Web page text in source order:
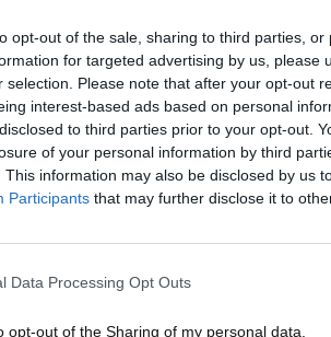
opt-out of the sale, sharing to third parties,
for targeted advertising by us, please
selection. Please note that after your opt-out
interest-based ads based on personal
to third parties prior to your opt-out.
of your personal information by third
This information may also be disclosed by us
Participants that may further disclose it to
Data Processing Opt Outs
opt-out of the Sharing of my personal data.
il vantaggio di essere molto
Tutto quello che c’è da sapere in
mercato parecchi modelli interessanti.
solo. Lo scorso anno, infatti, ha
ha intenzione di fermarsi qui esta
appartenente al segmento C di
presenza di un ampio spazio
auto si punterà anche su un
che proseguire nella lettura del testo